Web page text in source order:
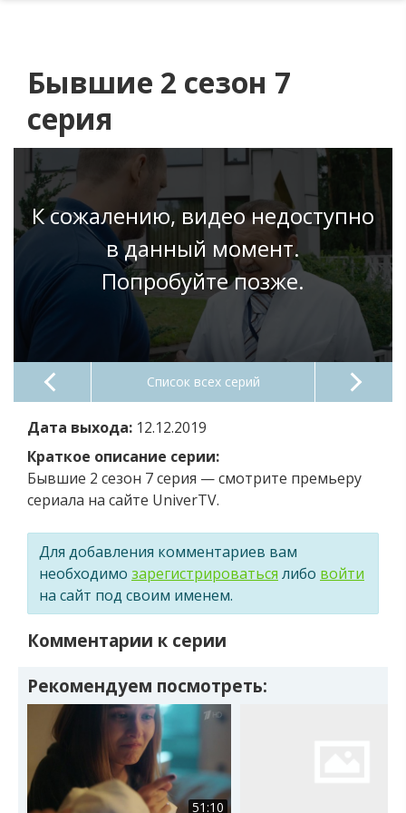
Бывшие 2 сезон 7
серия
К сожалению, видео недоступно
в данный момент.
Попробуйте позже.
Список всех серий
Дата выхода: 12.12.2019
Краткое описание серии:
Бывшие 2 сезон 7 серия — смотрите премьеру
сериала на сайте UniverTV.
Для добавления комментариев вам
необходимо зарегистрироваться либо войти
на сайт под своим именем.
Комментарии к серии
Рекомендуем посмотреть:
51:10